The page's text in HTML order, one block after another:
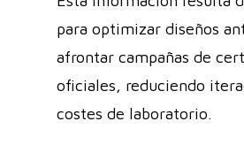
para optimizar diseños
afrontar campañas de
oficiales, reduciendo
costes de laboratorio.